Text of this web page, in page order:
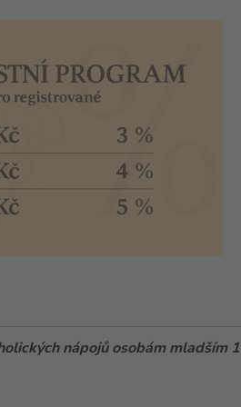
nápojů osobám mladším